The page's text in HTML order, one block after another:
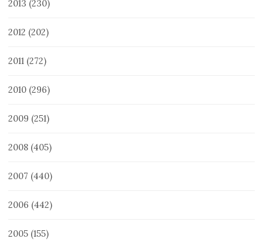
2013 (230)
2012 (202)
2011 (272)
2010 (296)
2009 (251)
2008 (405)
2007 (440)
2006 (442)
2005 (155)